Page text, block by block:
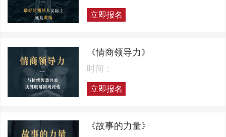
立即报名
《情商领导力》
时间：
立即报名
《故事的力量》